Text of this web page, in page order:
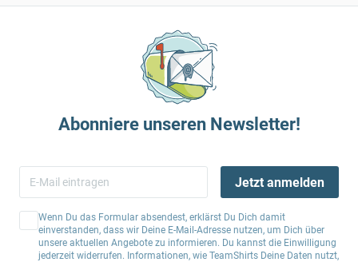
Abonniere unseren Newsletter!
Jetzt anmelden
Wenn Du das Formular absendest, erklärst Du Dich damit
einverstanden, dass wir Deine E-Mail-Adresse nutzen, um Dich über
unsere aktuellen Angebote zu informieren. Du kannst die Einwilligung
jederzeit widerrufen. Informationen, wie TeamShirts Deine Daten nutzt,